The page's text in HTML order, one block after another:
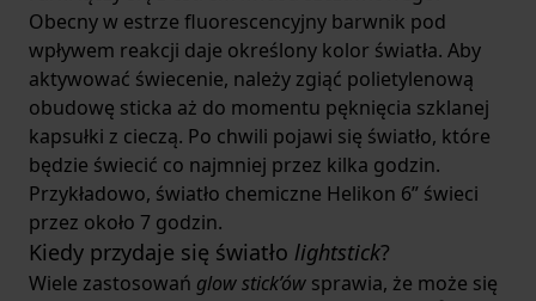
Obecny w estrze fluorescencyjny barwnik pod
wpływem reakcji daje określony kolor światła. Aby
aktywować świecenie, należy zgiąć polietylenową
obudowę sticka aż do momentu pęknięcia szklanej
kapsułki z cieczą. Po chwili pojawi się światło, które
będzie świecić co najmniej przez kilka godzin.
Przykładowo, światło chemiczne Helikon 6” świeci
przez około 7 godzin.
Kiedy przydaje się światło lightstick?
Wiele zastosowań glow stick’ów sprawia, że może się